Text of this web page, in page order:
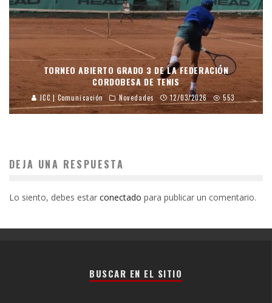
TORNEO ABIERTO GRADO 3 DE LA FEDERACIÓN
CORDOBESA DE TENIS
JCC | Comunicación Novedades 12/03/2026 553
DEJA UNA RESPUESTA
Lo siento, debes estar conectado para publicar un comentario.
BUSCAR EN EL SITIO